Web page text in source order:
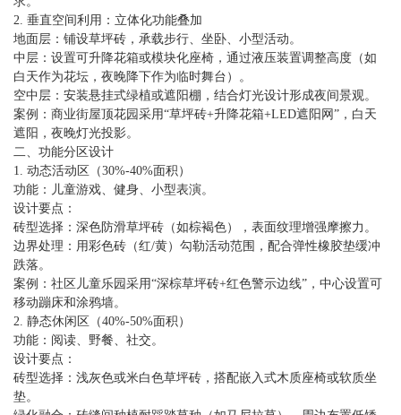
2. 垂直空间利用：立体化功能叠加
地面层：铺设草坪砖，承载步行、坐卧、小型活动。
中层：设置可升降花箱或模块化座椅，通过液压装置调整高度（如
白天作为花坛，夜晚降下作为临时舞台）。
空中层：安装悬挂式绿植或遮阳棚，结合灯光设计形成夜间景观。
案例：商业街屋顶花园采用“草坪砖+升降花箱+LED遮阳网”，白天
遮阳，夜晚灯光投影。
二、功能分区设计
1. 动态活动区（30%-40%面积）
功能：儿童游戏、健身、小型表演。
设计要点：
砖型选择：深色防滑草坪砖（如棕褐色），表面纹理增强摩擦力。
边界处理：用彩色砖（红/黄）勾勒活动范围，配合弹性橡胶垫缓冲
跌落。
案例：社区儿童乐园采用“深棕草坪砖+红色警示边线”，中心设置可
移动蹦床和涂鸦墙。
2. 静态休闲区（40%-50%面积）
功能：阅读、野餐、社交。
设计要点：
砖型选择：浅灰色或米白色草坪砖，搭配嵌入式木质座椅或软质坐
垫。